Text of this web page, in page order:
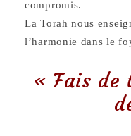
compromis.
La Torah nous
l’harmonie dans le
« Fais de